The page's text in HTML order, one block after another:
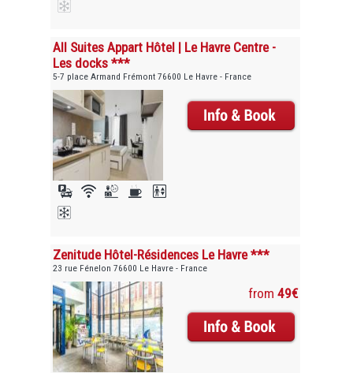
All Suites Appart Hôtel | Le Havre Centre -
Les docks ***
5-7 place Armand Frémont 76600 Le Havre - France
Zenitude Hôtel-Résidences Le Havre ***
23 rue Fénelon 76600 Le Havre - France
from 49€